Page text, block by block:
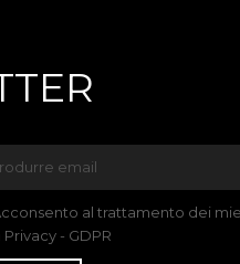
al trattamento dei
Privacy - GDPR